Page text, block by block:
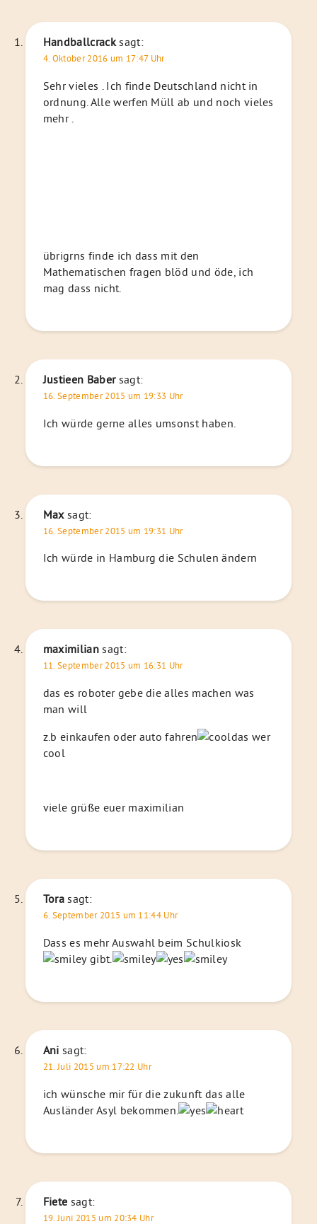
Handballcrack sagt:
4. Oktober 2016 um 17:47 Uhr
Sehr vieles . Ich finde Deutschland nicht in
ordnung. Alle werfen Müll ab und noch vieles
mehr .
übrigrns finde ich dass mit den
Mathematischen fragen blöd und öde, ich
mag dass nicht.
Justieen Baber sagt:
16. September 2015 um 19:33 Uhr
Ich würde gerne alles umsonst haben.
Max sagt:
16. September 2015 um 19:31 Uhr
Ich würde in Hamburg die Schulen ändern
maximilian sagt:
11. September 2015 um 16:31 Uhr
das es roboter gebe die alles machen was
man will
z.b einkaufen oder auto fahren
das wer
cool
viele grüße euer maximilian
Tora sagt:
6. September 2015 um 11:44 Uhr
Dass es mehr Auswahl beim Schulkiosk
gibt.
Ani sagt:
21. Juli 2015 um 17:22 Uhr
ich wünsche mir für die zukunft das alle
Ausländer Asyl bekommen.
Fiete sagt:
19. Juni 2015 um 20:34 Uhr